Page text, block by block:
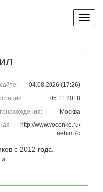
04.08.2026 (17:26)
05.11.2018
Москва
http://www.vocenke.ru/
aehim7c
с 2012 года.